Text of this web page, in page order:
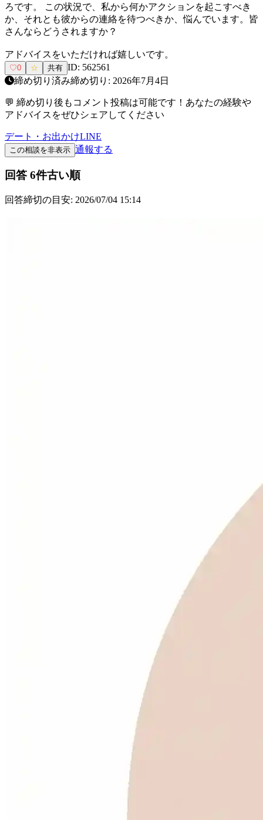
ろです。 この状況で、私から何かアクションを起こすべき
か、それとも彼からの連絡を待つべきか、悩んでいます。皆
さんならどうされますか？
アドバイスをいただければ嬉しいです。
♡0 ☆ 共有 ID: 562561
締め切り済み締め切り: 2026年7月4日
💬 締め切り後もコメント投稿は可能です！あなたの経験や
アドバイスをぜひシェアしてください
デート・お出かけLINE
この相談を非表示 通報する
回答 6件古い順
回答締切の目安: 2026/07/04 15:14